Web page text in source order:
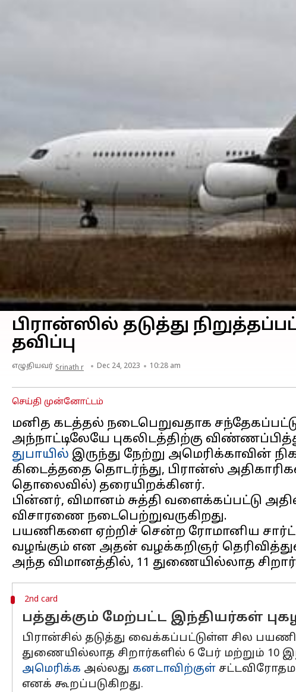
பிரான்ஸில் தடுத்து
தவிப்பு
எழுதியவர் Srinath r Dec 24, 2023 10:28 am
செய்தி முன்னோட்டம்
மனித கடத்தல் நடைபெறுவதாக
துபாயில் இருந்து நேற்று அமெரிக்காவின்
கிடைத்ததை தொடர்ந்து, பிரான்ஸ்
தொலைவில்) தரையிறக்கினர்.
பின்னர், விமானம் சுத்தி வளைக்கப்பட்டு
விசாரணை நடைபெற்றுவருகிறது.
பயணிகளை ஏற்றிச் சென்ற ரோமானிய
வழங்கும் என அதன் வழக்கறிஞர்
2nd card
பத்துக்கும் மேற்பட்ட இந்தியர்கள்
பிரான்சில் தடுத்து வைக்கப்பட்டுள்ள சில
துணையில்லாத சிறார்களில் 6 பேர் மற்றும் 10
அமெரிக்க அல்லது கனடாவிற்குள்
எனக் கூறப்படுகிறது.